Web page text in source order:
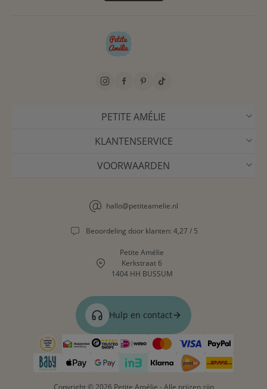
PETITE AMÉLIE
KLANTENSERVICE
VOORWAARDEN
hallo@petiteamelie.nl
Beoordeling door klanten: 4,27 / 5
Petite Amélie
Kerkstraat 6
1404 HH BUSSUM
Hulp en contact